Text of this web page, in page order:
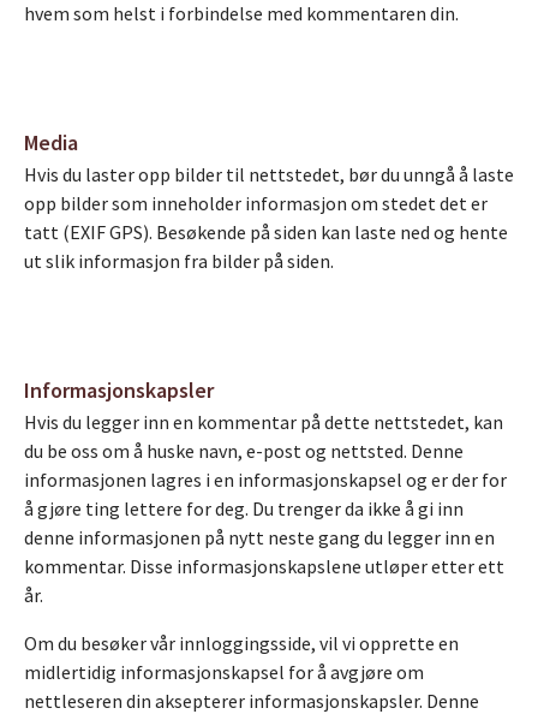
hvem som helst i forbindelse med kommentaren din.
Media
Hvis du laster opp bilder til nettstedet, bør du unngå å laste
opp bilder som inneholder informasjon om stedet det er
tatt (EXIF GPS). Besøkende på siden kan laste ned og hente
ut slik informasjon fra bilder på siden.
Informasjonskapsler
Hvis du legger inn en kommentar på dette nettstedet, kan
du be oss om å huske navn, e-post og nettsted. Denne
informasjonen lagres i en informasjonskapsel og er der for
å gjøre ting lettere for deg. Du trenger da ikke å gi inn
denne informasjonen på nytt neste gang du legger inn en
kommentar. Disse informasjonskapslene utløper etter ett
år.
Om du besøker vår innloggingsside, vil vi opprette en
midlertidig informasjonskapsel for å avgjøre om
nettleseren din aksepterer informasjonskapsler. Denne